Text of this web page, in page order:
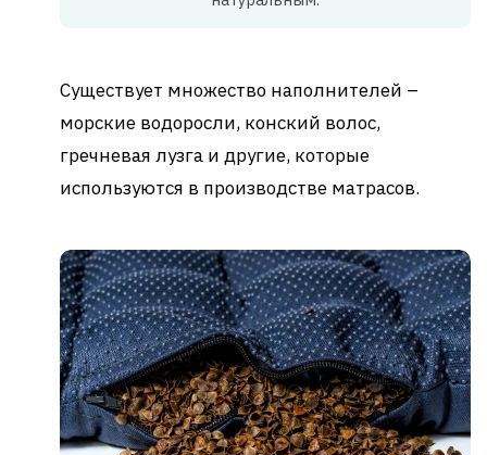
Существует множество наполнителей –
морские водоросли, конский волос,
гречневая лузга и другие, которые
используются в производстве матрасов.